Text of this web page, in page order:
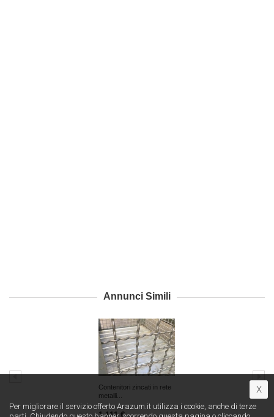
Annunci Simili
Contenitori zincati in rete
metalli...
1 111 €
Per migliorare il servizio offerto Arazum.it utilizza i cookie, anche di terze
X